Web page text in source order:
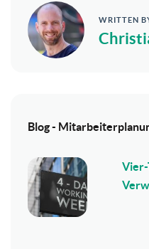
WRITTEN
Blog -